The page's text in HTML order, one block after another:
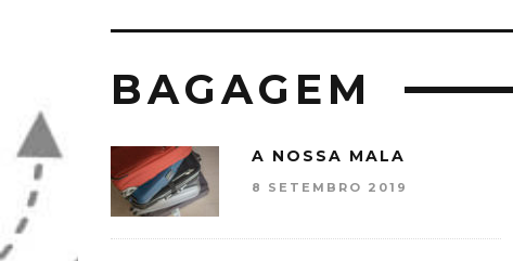
BAGAGEM
A NOSSA MALA
8 SETEMBRO 2019